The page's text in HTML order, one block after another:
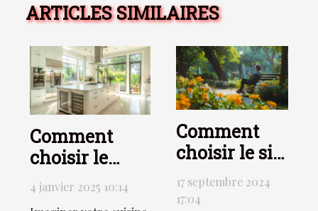
ARTICLES SIMILAIRES
Comment
choisir le
design et la
fonctionnalité
4 janvier 2025 10:14
Comment
choisir le site
de rencontre
adapté à vos
17 septembre 2024
17:04